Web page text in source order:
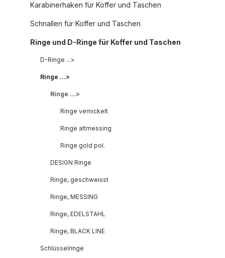
Karabinerhaken für Koffer und Taschen
Schnallen für Koffer und Taschen
Ringe und D-Ringe für Koffer und Taschen
D-Ringe ...>
Ringe ...>
Ringe ...>
Ringe vernickelt
Ringe altmessing
Ringe gold pol.
DESIGN Ringe
Ringe, geschweisst
Ringe, MESSING
Ringe, EDELSTAHL
Ringe, BLACK LINE
Schlüsselringe